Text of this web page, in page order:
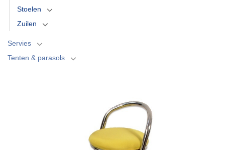
Stoelen
Zuilen
Servies
Tenten & parasols